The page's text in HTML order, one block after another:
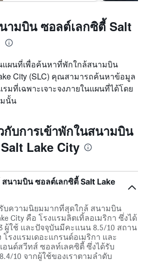
ามบิน ซอลต์เลกซิตี้ Salt
แผนที่เพื่อค้นหาที่พักใกล้สนามบิน
City (SLC) คุณสามารถค้นหาข้อมูล
รมที่เฉพาะเจาะจงภายในแผนที่ได้โดย
นั้น
กับการเข้าพักในสนามบิน
Lake City
นามบิน ซอลต์เลกซิตี้ Salt Lake
บความนิยมมากที่สุดใกล้ สนามบิน
City คือ โรงแรมลิตเทิ้ลอเมริกา ซึ่งได้
ผู้ใช้ และปัจจุบันมีคะแนน 8.5/10 สถาน
รงแรมเดอะแกรนด์อเมริกา และ
นด์สวีทส์ ซอลท์เลคซิตี้ ซึ่งได้รับ
10 จากผู้ใช้ของเราตามลำดับ